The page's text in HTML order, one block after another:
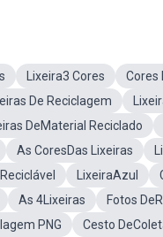
Lixeira3 Cores Cores
De Reciclagem
DeMaterial Reciclado
As CoresDas Lixeiras
LixeiraAzul
As 4Lixeiras Fotos
PNG
Cesto